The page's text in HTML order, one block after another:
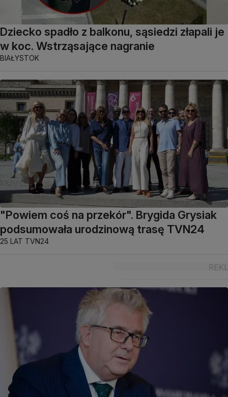
Dziecko spadło z balkonu, sąsiedzi złapali je
w koc. Wstrząsające nagranie
BIAŁYSTOK
"Powiem coś na przekór". Brygida Grysiak
podsumowała urodzinową trasę TVN24
25 LAT TVN24